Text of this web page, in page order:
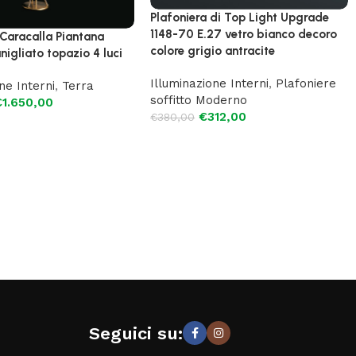
Piantana
topazio 4 luci
Interni, Terra
1.650,00
Plafoniera di Top Light Upgrade
1148-70 E.27 vetro bianco decoro
colore grigio antracite
Illuminazione Interni, Plafoniere
soffitto Moderno
€380,00 €312,00
Seguici su: